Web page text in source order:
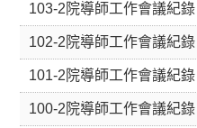
103-2院導師工作會議紀錄
102-2院導師工作會議紀錄
101-2院導師工作會議紀錄
100-2院導師工作會議紀錄